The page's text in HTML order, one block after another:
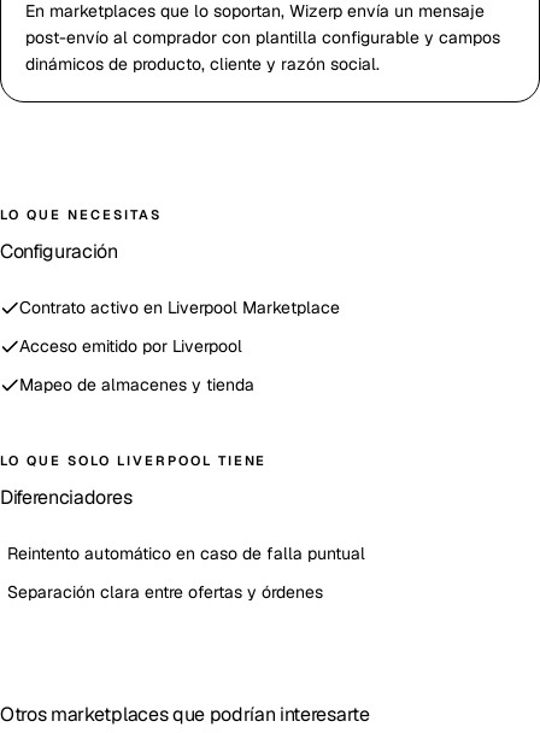
En marketplaces que lo soportan, Wizerp envía un mensaje
post-envío al comprador con plantilla configurable y campos
dinámicos de producto, cliente y razón social.
LO QUE NECESITAS
Configuración
Contrato activo en Liverpool Marketplace
Acceso emitido por Liverpool
Mapeo de almacenes y tienda
LO QUE SOLO LIVERPOOL TIENE
Diferenciadores
Reintento automático en caso de falla puntual
Separación clara entre ofertas y órdenes
Otros marketplaces que podrían interesarte